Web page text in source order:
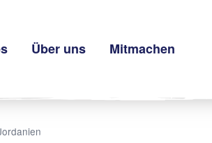
Über uns Mitmachen